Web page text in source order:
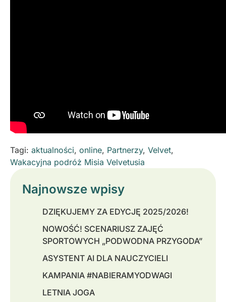
Tagi: aktualności, online, Partnerzy, Velvet,
Wakacyjna podróż Misia Velvetusia
Najnowsze wpisy
DZIĘKUJEMY ZA EDYCJĘ 2025/2026!
NOWOŚĆ! SCENARIUSZ ZAJĘĆ
SPORTOWYCH „PODWODNA PRZYGODA”
ASYSTENT AI DLA NAUCZYCIELI
KAMPANIA #NABIERAMYODWAGI
LETNIA JOGA